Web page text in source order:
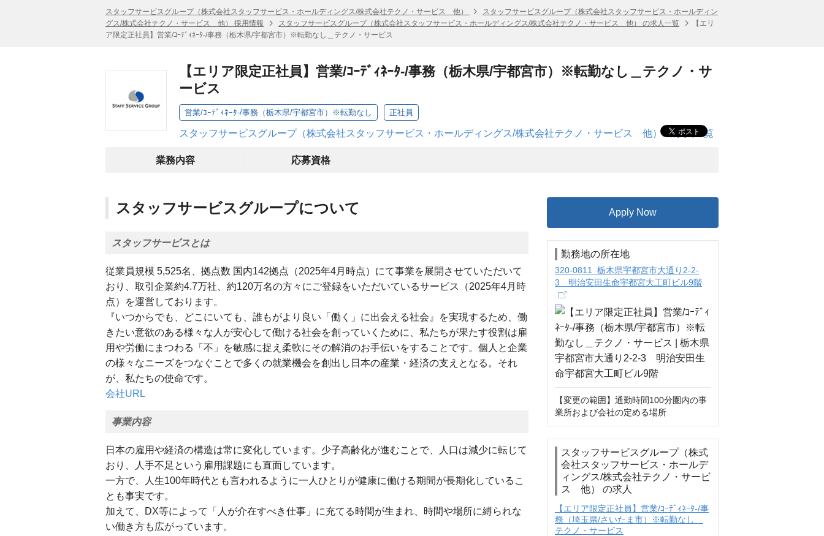
スタッフサービスグループ（株式会社スタッフサービス・ホールディングス/株式会社テクノ・サービス 他）
スタッフサービスグループ（株式会社スタッフサービス・ホールディン
グス/株式会社テクノ・サービス 他） 採用情報
スタッフサービスグループ（株式会社スタッフサービス・ホールディングス/株式会社テクノ・サービス 他） の求人一覧
【エリ
ア限定正社員】営業/ｺｰﾃﾞｨﾈｰﾀ-/事務（栃木県/宇都宮市）※転勤なし＿テクノ・サービス
【エリア限定正社員】営業/ｺｰﾃﾞｨﾈｰﾀ-/事務（栃木県/宇都宮市）※転勤なし＿テクノ・サ
ービス
営業/ｺｰﾃﾞｨﾈｰﾀ-/事務（栃木県/宇都宮市）※転勤なし 正社員
スタッフサービスグループ（株式会社スタッフサービス・ホールディングス/株式会社テクノ・サービス 他） の求人一覧
業務内容 応募資格
スタッフサービスグループについて
スタッフサービスとは
従業員規模 5,525名、拠点数 国内142拠点（2025年4月時点）にて事業を展開させていただいて
おり、取引企業約4.7万社、約120万名の方々にご登録をいただいているサービス（2025年4月時
点）を運営しております。
『いつからでも、どこにいても、誰もがより良い「働く」に出会える社会』を実現するため、働
きたい意欲のある様々な人が安心して働ける社会を創っていくために、私たちが果たす役割は雇
用や労働にまつわる「不」を敏感に捉え柔軟にその解消のお手伝いをすることです。個人と企業
の様々なニーズをつなぐことで多くの就業機会を創出し日本の産業・経済の支えとなる。それ
が、私たちの使命です。
会社URL
事業内容
日本の雇用や経済の構造は常に変化しています。少子高齢化が進むことで、人口は減少に転じて
おり、人手不足という雇用課題にも直面しています。
一方で、人生100年時代とも言われるように一人ひとりが健康に働ける期間が⾧期化しているこ
とも事実です。
加えて、DX等によって「人が介在すべき仕事」に充てる時間が生まれ、時間や場所に縛られな
い働き方も広がっています。
Apply Now
勤務地の所在地
320-0811 栃木県宇都宮市大通り2-2-
3 明治安田生命宇都宮大工町ビル9階
【変更の範囲】通勤時間100分圏内の事
業所および会社の定める場所
スタッフサービスグループ（株式
会社スタッフサービス・ホールデ
ィングス/株式会社テクノ・サービ
ス 他） の求人
【エリア限定正社員】営業/ｺｰﾃﾞｨﾈｰﾀ-/事
務（埼玉県/さいたま市）※転勤なし＿
テクノ・サービス